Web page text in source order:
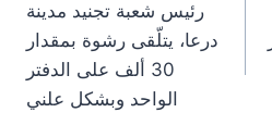
p
m
رئيس شعبة تجنيد مدينة
درعا، يتلّقى رشوة بمقدار
30 ألف على الدفتر
الواحد وبشكل علني